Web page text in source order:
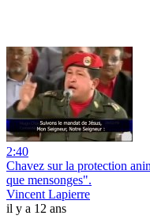
2:40
Chavez sur la protection
que mensonges".
Vincent Lapierre
il y a 12 ans